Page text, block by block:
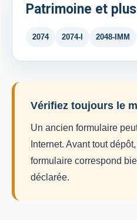
Patrimoine et
2074 2074-I 2048-IMM
Vérifiez toujours le
Un ancien formulaire
Internet. Avant tout
formulaire correspond
déclarée.